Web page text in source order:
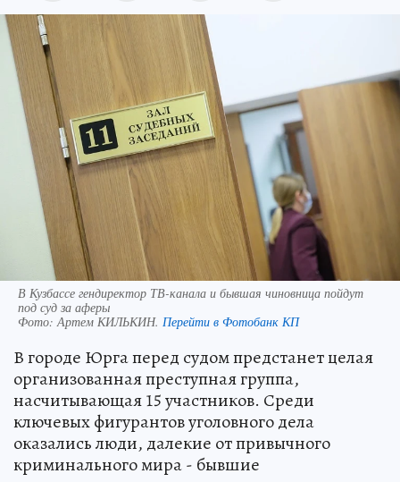
В Кузбассе гендиректор ТВ-канала и бывшая чиновница пойдут
под суд за аферы
Фото: Артем КИЛЬКИН. Перейти в Фотобанк КП
В городе Юрга перед судом предстанет целая
организованная преступная группа,
насчитывающая 15 участников. Среди
ключевых фигурантов уголовного дела
оказались люди, далекие от привычного
криминального мира - бывшие